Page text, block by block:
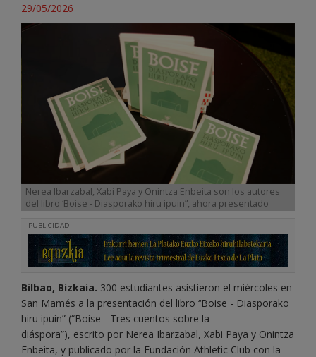
29/05/2026
Nerea Ibarzabal, Xabi Paya y Onintza Enbeita son los autores
del libro ‘Boise - Diasporako hiru ipuin”, ahora presentado
PUBLICIDAD
Bilbao, Bizkaia. 300 estudiantes asistieron el miércoles en
San Mamés a la presentación del libro ‘‘Boise - Diasporako
hiru ipuin” (“Boise - Tres cuentos sobre la
diáspora”), escrito por Nerea Ibarzabal, Xabi Paya y Onintza
Enbeita, y publicado por la Fundación Athletic Club con la